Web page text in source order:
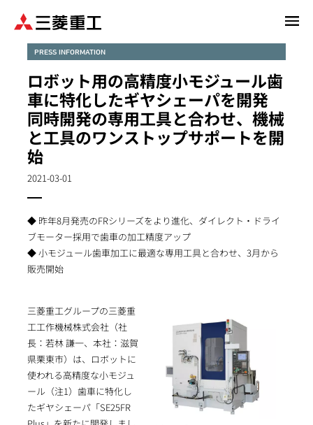
PRESS INFORMATION
ロボット用の高精度小モジュール歯
車に特化したギヤシェーパを開発
同時開発の専用工具と合わせ、機械
と工具のワンストップサポートを開
始
2021-03-01
◆ 昨年8月発売のFRシリーズをより進化、ダイレクト・ドライ
ブモーター採用で歯車の加工精度アップ
◆ 小モジュール歯車加工に最適な専用工具と合わせ、3月から
販売開始
三菱重工グループの三菱重
工工作機械株式会社（社
長：若林 謙一、本社：滋賀
県栗東市）は、ロボットに
使われる高精度な小モジュ
ール（注1）歯車に特化し
たギヤシェーパ「SE25FR